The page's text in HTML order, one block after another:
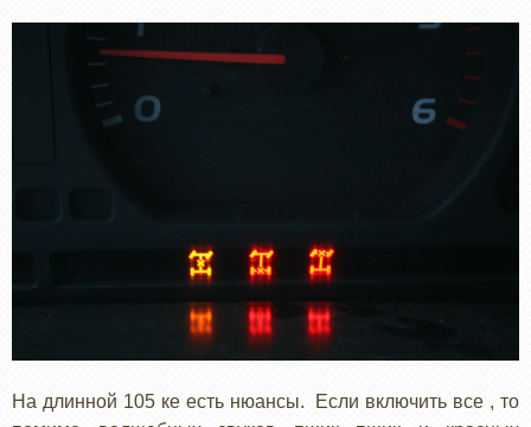
На длинной 105 ке есть нюансы. Если включить все , то